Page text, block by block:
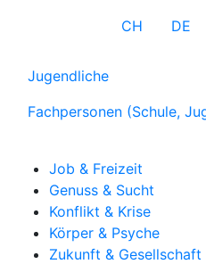
CH
DE
Jugendliche
Fachpersonen (Schule,
Job & Freizeit
Genuss & Sucht
Konflikt & Krise
Körper & Psyche
Zukunft & Gesellschaft